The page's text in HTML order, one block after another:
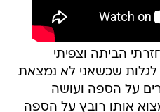
הביתה וצפיתי
לגלות שכשאני לא נמצאת
על הספה ועושה
אותו רובץ על הספה